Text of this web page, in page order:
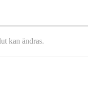
kan ändras.